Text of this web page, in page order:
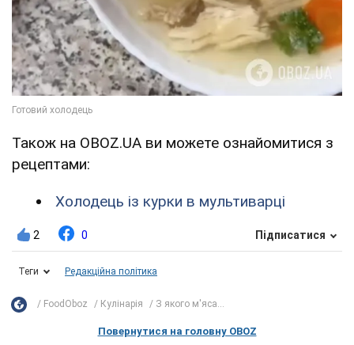
Також на OBOZ.UA ви можете ознайомитися з
рецептами:
Холодець із курки в мультиварці
2 0 Підписатися
Теги Редакційна політика
FoodOboz Кулінарія З якого м'яса...
Повернутися на головну OBOZ